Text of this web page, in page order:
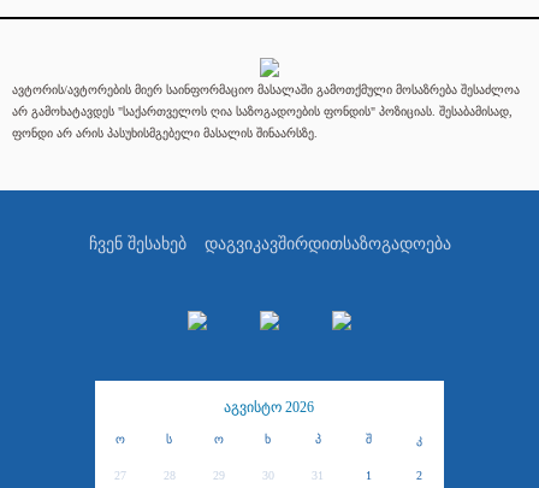
ავტორის/ავტორების მიერ საინფორმაციო მასალაში გამოთქმული მოსაზრება შესაძლოა
არ გამოხატავდეს "საქართველოს ღია საზოგადოების ფონდის" პოზიციას. შესაბამისად,
ფონდი არ არის პასუხისმგებელი მასალის შინაარსზე.
ჩვენ შესახებ დაგვიკავშირდითსაზოგადოება
აგვისტო 2026
ო ს ო ხ პ შ კ
27 28 29 30 31 1 2